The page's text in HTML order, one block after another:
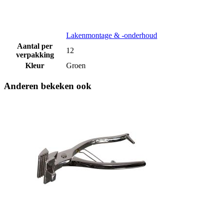
Lakenmontage & -onderhoud
Aantal per
verpakking
12
Kleur
Groen
Anderen bekeken ook